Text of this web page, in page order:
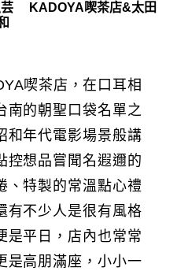
KADOYA喫茶店&太田
喫茶店，在口耳相
南的朝聖口袋名單之
和年代電影場景般講
控想品嘗聞名遐邇的
、特製的常溫點心禮
有不少人是很有風格
是平日，店內也常常
是高朋滿座，小小一